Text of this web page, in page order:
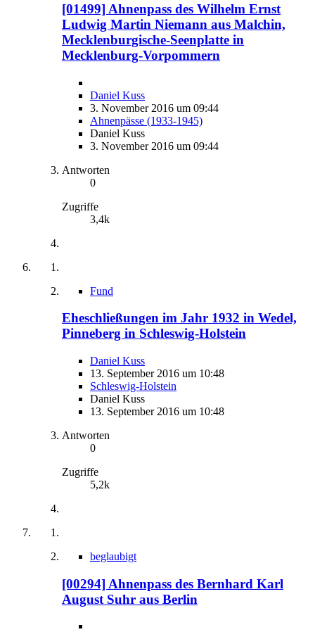
[01499] Ahnenpass des Wilhelm Ernst
Ludwig Martin Niemann aus Malchin,
Mecklenburgische-Seenplatte in
Mecklenburg-Vorpommern
Daniel Kuss
3. November 2016 um 09:44
Ahnenpässe (1933-1945)
Daniel Kuss
3. November 2016 um 09:44
Antworten
0
Zugriffe
3,4k
Fund
Eheschließungen im Jahr 1932 in Wedel,
Pinneberg in Schleswig-Holstein
Daniel Kuss
13. September 2016 um 10:48
Schleswig-Holstein
Daniel Kuss
13. September 2016 um 10:48
Antworten
0
Zugriffe
5,2k
beglaubigt
[00294] Ahnenpass des Bernhard Karl
August Suhr aus Berlin